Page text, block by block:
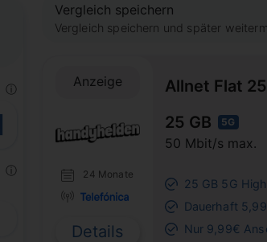
ⓘ
ⓘ
Vergleich speichern
Vergleich speichern und später
Anzeige
24 Monate
Details
Allnet Flat
25 GB
5G
50 Mbit/s max.
25 GB 5G
Dauerhaft
Nur 9,99€